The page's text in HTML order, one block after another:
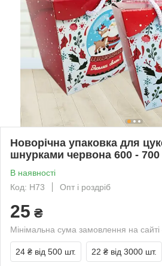
Новорічна упаковка для
шнурками червона 600 - 700
В наявності
Код: Н73
Опт і роздріб
25 ₴
Мінімальна сума замовлення на
24 ₴ від 500 шт. 22 ₴ від 3000 шт.